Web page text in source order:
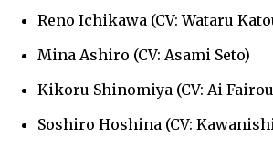
Reno Ichikawa (CV: Wataru
Mina Ashiro (CV: Asami Seto)
Kikoru Shinomiya (CV: Ai
Soshiro Hoshina (CV: